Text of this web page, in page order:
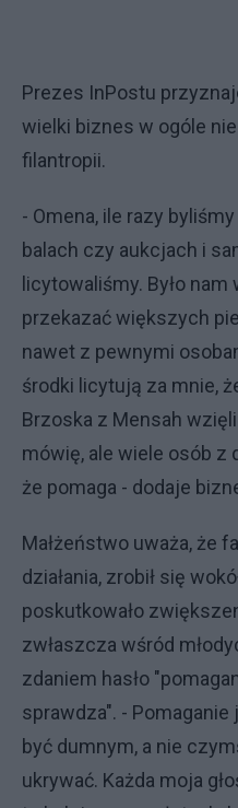
Prezes InPostu
wielki biznes w ogóle
filantropii.
- Omena, ile razy
balach czy aukcjach i
licytowaliśmy. Było
przekazać większych
nawet z pewnymi
środki licytują za mnie,
Brzoska z Mensah
mówię, ale wiele osób z
że pomaga - dodaje
Małżeństwo uważa, że
działania, zrobił się
poskutkowało
zwłaszcza wśród
zdaniem hasło
sprawdza". -
być dumnym, a nie
ukrywać. Każda moja